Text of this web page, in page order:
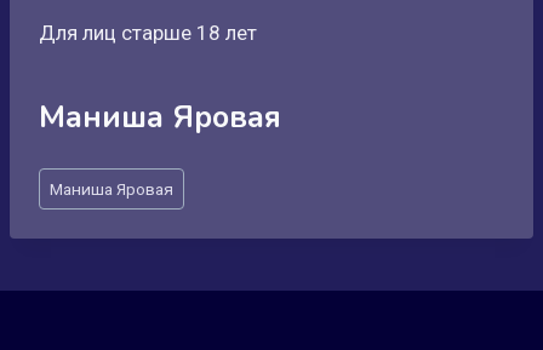
Для лиц старше 18 лет
Маниша Яровая
Метки
записи:
Маниша Яровая